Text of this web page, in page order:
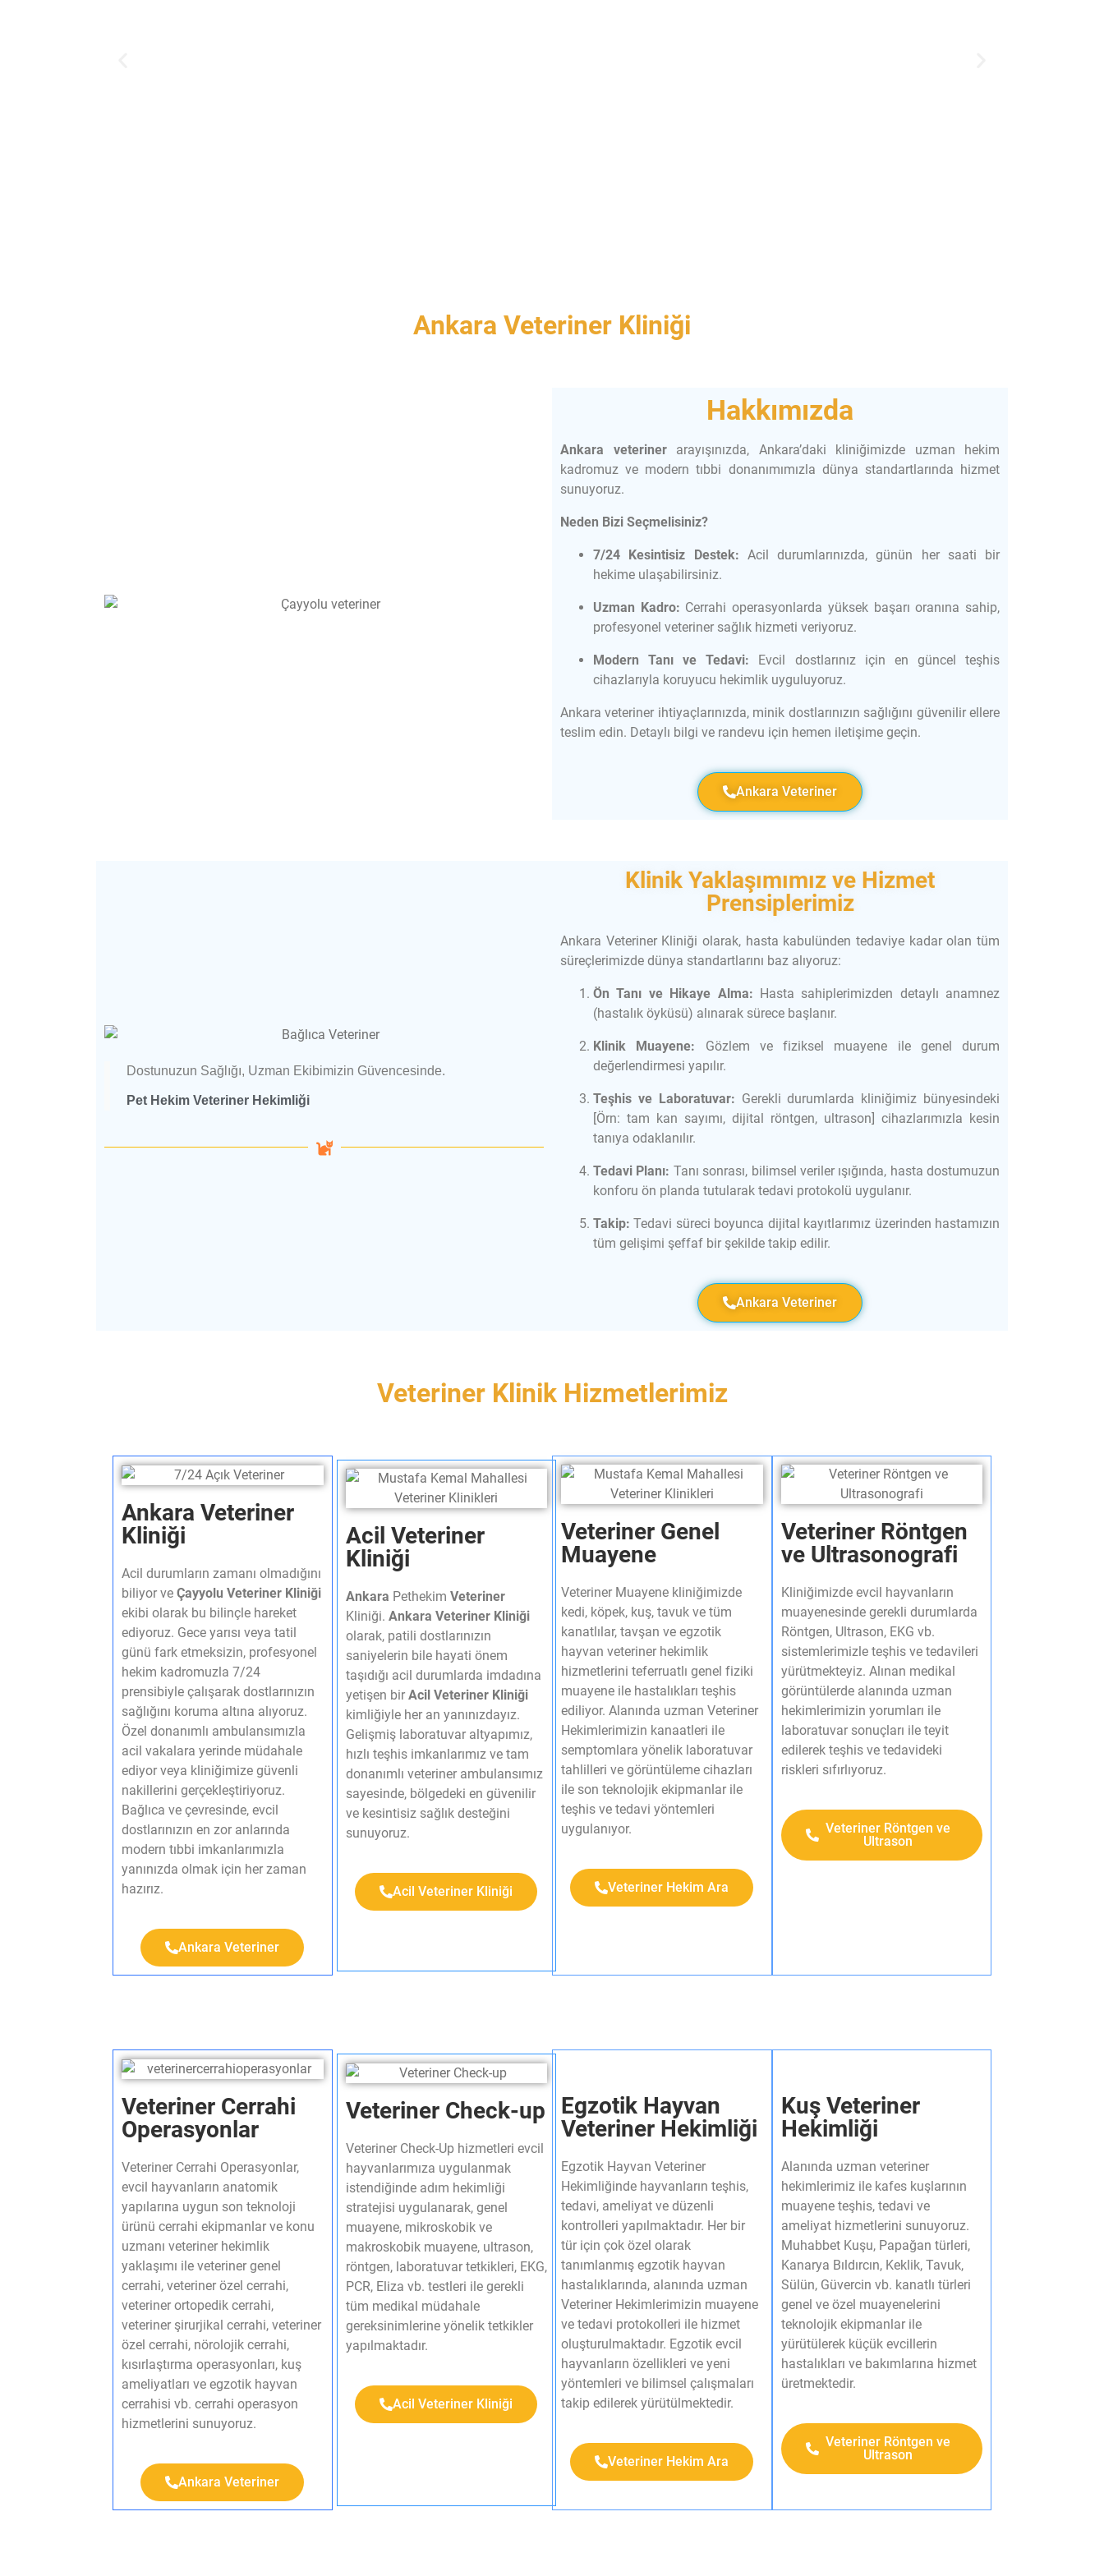
Ankara Veteriner Kliniği
Hakkımızda
Ankara veterinerarayışınızda, Ankara’daki kliniğimizde uzman hekim
kadromuz ve modern tıbbi donanımımızla dünya standartlarında hizmet
sunuyoruz.
Neden Bizi Seçmelisiniz?
7/24 Kesintisiz Destek: Acil durumlarınızda, günün her saati bir
hekime ulaşabilirsiniz.
Uzman Kadro: Cerrahi operasyonlarda yüksek başarı oranına sahip,
profesyonel veteriner sağlık hizmeti veriyoruz.
Modern Tanı ve Tedavi: Evcil dostlarınız için en güncel teşhis
cihazlarıyla koruyucu hekimlik uyguluyoruz.
Ankara veteriner ihtiyaçlarınızda, minik dostlarınızın sağlığını güvenilir ellere
teslim edin. Detaylı bilgi ve randevu için hemen iletişime geçin.
Ankara Veteriner
Dostunuzun Sağlığı, Uzman Ekibimizin Güvencesinde.
Pet Hekim Veteriner Hekimliği
Klinik Yaklaşımımız ve Hizmet
Prensiplerimiz
Ankara Veteriner Kliniği olarak, hasta kabulünden tedaviye kadar olan tüm
süreçlerimizde dünya standartlarını baz alıyoruz:
Ön Tanı ve Hikaye Alma: Hasta sahiplerimizden detaylı anamnez
(hastalık öyküsü) alınarak sürece başlanır.
Klinik Muayene: Gözlem ve fiziksel muayene ile genel durum
değerlendirmesi yapılır.
Teşhis ve Laboratuvar: Gerekli durumlarda kliniğimiz bünyesindeki
[Örn: tam kan sayımı, dijital röntgen, ultrason] cihazlarımızla kesin
tanıya odaklanılır.
Tedavi Planı: Tanı sonrası, bilimsel veriler ışığında, hasta dostumuzun
konforu ön planda tutularak tedavi protokolü uygulanır.
Takip: Tedavi süreci boyunca dijital kayıtlarımız üzerinden hastamızın
tüm gelişimi şeffaf bir şekilde takip edilir.
Ankara Veteriner
Veteriner Klinik Hizmetlerimiz
Ankara Veteriner
Kliniği
Acil durumların zamanı olmadığını
biliyor ve Çayyolu Veteriner Kliniği
ekibi olarak bu bilinçle hareket
ediyoruz. Gece yarısı veya tatil
günü fark etmeksizin, profesyonel
hekim kadromuzla 7/24
prensibiyle çalışarak dostlarınızın
sağlığını koruma altına alıyoruz.
Özel donanımlı ambulansımızla
acil vakalara yerinde müdahale
ediyor veya kliniğimize güvenli
nakillerini gerçekleştiriyoruz.
Bağlıca ve çevresinde, evcil
dostlarınızın en zor anlarında
modern tıbbi imkanlarımızla
yanınızda olmak için her zaman
hazırız.
Ankara Veteriner
Acil Veteriner
Kliniği ​
Ankara Pethekim Veteriner
Kliniği. Ankara Veteriner Kliniği
olarak, patili dostlarınızın
saniyelerin bile hayati önem
taşıdığı acil durumlarda imdadına
yetişen bir Acil Veteriner Kliniği
kimliğiyle her an yanınızdayız.
Gelişmiş laboratuvar altyapımız,
hızlı teşhis imkanlarımız ve tam
donanımlı veteriner ambulansımız
sayesinde, bölgedeki en güvenilir
ve kesintisiz sağlık desteğini
sunuyoruz.
Acil Veteriner Kliniği
Veteriner Genel
Muayene
Veteriner Muayene kliniğimizde
kedi, köpek, kuş, tavuk ve tüm
kanatlılar, tavşan ve egzotik
hayvan veteriner hekimlik
hizmetlerini teferruatlı genel fiziki
muayene ile hastalıkları teşhis
ediliyor. Alanında uzman Veteriner
Hekimlerimizin kanaatleri ile
semptomlara yönelik laboratuvar
tahlilleri ve görüntüleme cihazları
ile son teknolojik ekipmanlar ile
teşhis ve tedavi yöntemleri
uygulanıyor.
Veteriner Hekim Ara
Veteriner Röntgen
ve Ultrasonografi​
Kliniğimizde evcil hayvanların
muayenesinde gerekli durumlarda
Röntgen, Ultrason, EKG vb.
sistemlerimizle teşhis ve tedavileri
yürütmekteyiz. Alınan medikal
görüntülerde alanında uzman
hekimlerimizin yorumları ile
laboratuvar sonuçları ile teyit
edilerek teşhis ve tedavideki
riskleri sıfırlıyoruz.​
Veteriner Röntgen ve
Ultrason
Veteriner Cerrahi
Operasyonlar​
Veteriner Cerrahi Operasyonlar,
evcil hayvanların anatomik
yapılarına uygun son teknoloji
ürünü cerrahi ekipmanlar ve konu
uzmanı veteriner hekimlik
yaklaşımı ile veteriner genel
cerrahi, veteriner özel cerrahi,
veteriner ortopedik cerrahi,
veteriner şirurjikal cerrahi, veteriner
özel cerrahi, nörolojik cerrahi,
kısırlaştırma operasyonları, kuş
ameliyatları ve egzotik hayvan
cerrahisi vb. cerrahi operasyon
hizmetlerini sunuyoruz.​
Ankara Veteriner
Veteriner Check-up​
Veteriner Check-Up hizmetleri evcil
hayvanlarımıza uygulanmak
istendiğinde adım hekimliği
stratejisi uygulanarak, genel
muayene, mikroskobik ve
makroskobik muayene, ultrason,
röntgen, laboratuvar tetkikleri, EKG,
PCR, Eliza vb. testleri ile gerekli
tüm medikal müdahale
gereksinimlerine yönelik tetkikler
yapılmaktadır.​
Acil Veteriner Kliniği
Egzotik Hayvan
Veteriner Hekimliği
Egzotik Hayvan Veteriner
Hekimliğinde hayvanların teşhis,
tedavi, ameliyat ve düzenli
kontrolleri yapılmaktadır. Her bir
tür için çok özel olarak
tanımlanmış egzotik hayvan
hastalıklarında, alanında uzman
Veteriner Hekimlerimizin muayene
ve tedavi protokolleri ile hizmet
oluşturulmaktadır. Egzotik evcil
hayvanların özellikleri ve yeni
yöntemleri ve bilimsel çalışmaları
takip edilerek yürütülmektedir.​
Veteriner Hekim Ara
Kuş Veteriner
Hekimliği
Alanında uzman veteriner
hekimlerimiz ile kafes kuşlarının
muayene teşhis, tedavi ve
ameliyat hizmetlerini sunuyoruz.
Muhabbet Kuşu, Papağan türleri,
Kanarya Bıldırcın, Keklik, Tavuk,
Sülün, Güvercin vb. kanatlı türleri
genel ve özel muayenelerini
teknolojik ekipmanlar ile
yürütülerek küçük evcillerin
hastalıkları ve bakımlarına hizmet
üretmektedir.​
Veteriner Röntgen ve
Ultrason